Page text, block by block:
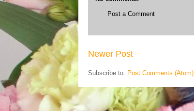
Post a Comment
Newer Post
Subscribe to: Post Comments (Atom)